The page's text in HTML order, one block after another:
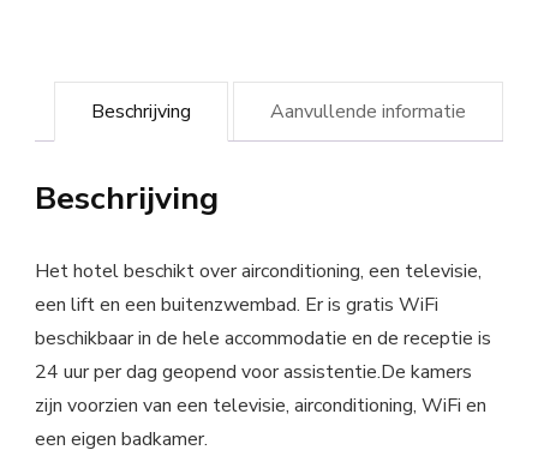
Beschrijving Aanvullende informatie
Beschrijving
Het hotel beschikt over airconditioning, een televisie,
een lift en een buitenzwembad. Er is gratis WiFi
beschikbaar in de hele accommodatie en de receptie is
24 uur per dag geopend voor assistentie.De kamers
zijn voorzien van een televisie, airconditioning, WiFi en
een eigen badkamer.